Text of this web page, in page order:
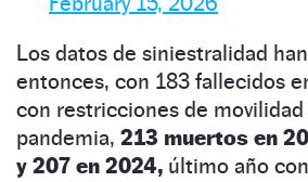
Los datos de siniestralidad
entonces, con 183 fallecidos
con restricciones de movilidad
pandemia, 213 muertos en
y 207 en 2024, último año